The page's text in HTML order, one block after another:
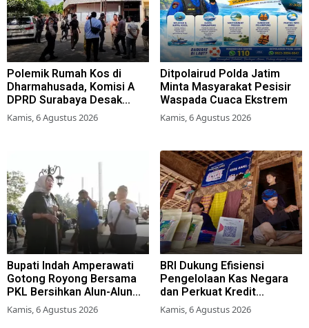
Polemik Rumah Kos di
Dharmahusada, Komisi A
DPRD Surabaya Desak
Pemkot Terbitkan Perwali
Perda Hunian Layak
Kamis, 6 Agustus 2026
Ditpolairud Polda Jatim
Minta Masyarakat Pesisir
Waspada Cuaca Ekstrem
Kamis, 6 Agustus 2026
Bupati Indah Amperawati
Gotong Royong Bersama
PKL Bersihkan Alun-Alun
Lumajang
Kamis, 6 Agustus 2026
BRI Dukung Efisiensi
Pengelolaan Kas Negara
dan Perkuat Kredit
Berkualitas demi Dongkrak
Sektor Riil
Kamis, 6 Agustus 2026